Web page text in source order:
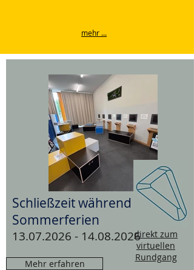
mehr ...
Schließzeit während der
Sommerferien
13.07.2026 - 14.08.2026
Mehr erfahren
direkt zum
virtuellen
Rundgang